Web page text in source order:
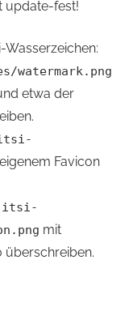
update-fest!
Wasserzeichen:
watermark.png
etwa der
Favicon
jitsi-
mit
überschreiben.